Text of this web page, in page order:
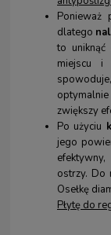
Ponieważ
dlatego
to uniknąć
miejscu i
zwiększy
Po użyciu
jego
ostrzy. Do
Osełkę
Płytę do